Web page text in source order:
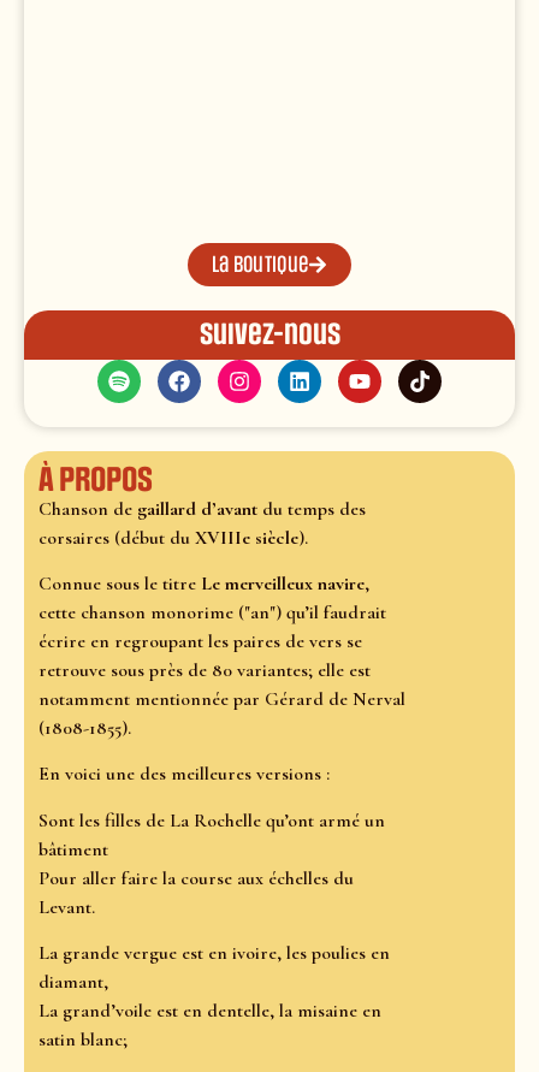
La boutique
Suivez-nous
À propos
Chanson de gaillard d’avant du temps des
corsaires (début du XVIIIe siècle).
Connue sous le titre Le merveilleux navire,
cette chanson monorime ("an") qu’il faudrait
écrire en regroupant les paires de vers se
retrouve sous près de 80 variantes; elle est
notamment mentionnée par Gérard de Nerval
(1808-1855).
En voici une des meilleures versions :
Sont les filles de La Rochelle qu’ont armé un
bâtiment
Pour aller faire la course aux échelles du
Levant.
La grande vergue est en ivoire, les poulies en
diamant,
La grand’voile est en dentelle, la misaine en
satin blanc;